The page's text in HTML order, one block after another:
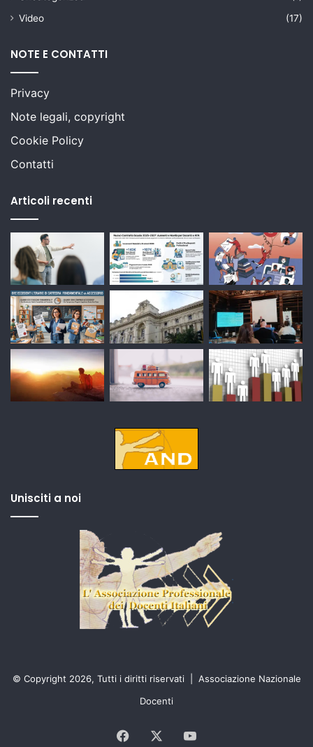
Video
(17)
NOTE E CONTATTI
Privacy
Note legali, copyright
Cookie Policy
Contatti
Articoli recenti
Unisciti a noi
© Copyright 2026, Tutti i diritti riservati | Associazione Nazionale
Docenti
Facebook